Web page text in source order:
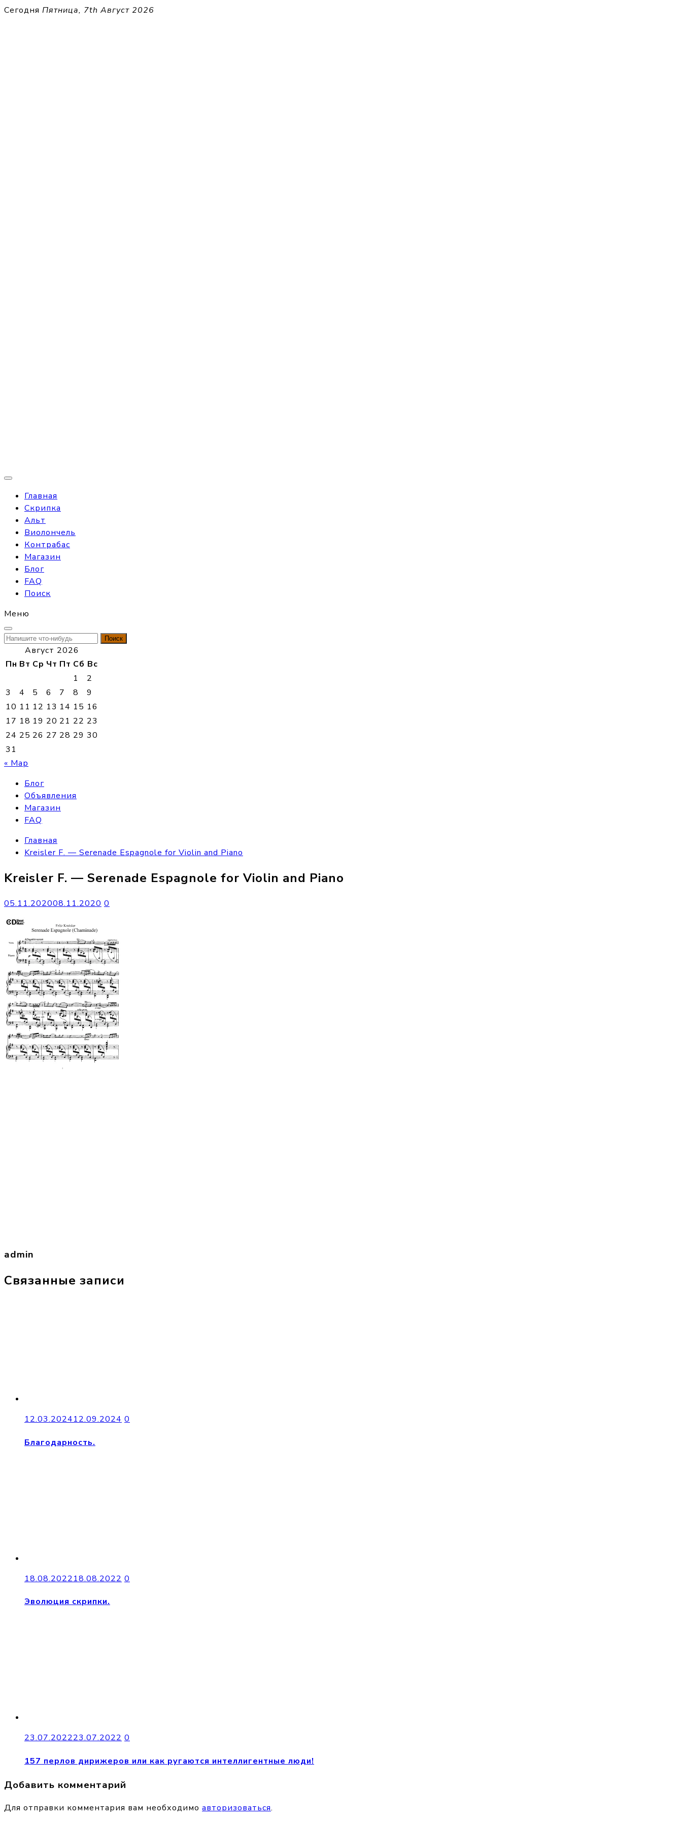
Перейти
Сегодня Пятница, 7th Август 2026
Главная
Скрипка
Альт
Виолончель
Контрабас
Магазин
Блог
FAQ
Поиск
Меню
Найти:
Август 2026
Пн Вт Ср Чт Пт Сб Вс
1
2
3
4 5 6 7 8
9
10 11 12 13 14 15 16
17 18 19 20 21 22 23
24 25 26 27 28 29 30
31
« Мар
Блог
Объявления
Магазин
FAQ
Главная
Kreisler F. — Serenade Espagnole for Violin and Piano
Kreisler F. — Serenade Espagnole for Violin and Piano
05.11.202008.11.2020 0
admin
Связанные записи
12.03.202412.09.2024 0
Благодарность.
18.08.202218.08.2022 0
Эволюция скрипки.
23.07.202223.07.2022 0
157 перлов дирижеров или как ругаются интеллигентные люди!
Добавить комментарий
Для отправки комментария вам необходимо авторизоваться.